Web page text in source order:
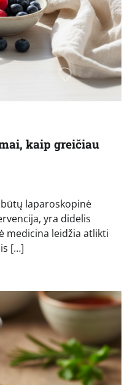
kaip greičiau
laparoskopinė
yra didelis
medicina leidžia atlikti
[…]